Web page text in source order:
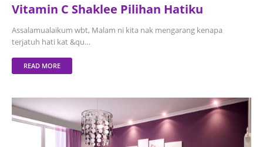
Vitamin C Shaklee Pilihan Hatiku
Assalamualaikum wbt, Malam ni kita nak mengarang kenapa
terjatuh hati kat &qu…
READ MORE